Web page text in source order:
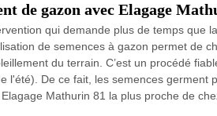
de gazon avec Elagage
qui demande plus de temps que
de semences à gazon permet de
du terrain. C’est un procédé
l'été). De ce fait, les semences germent
Mathurin 81 la plus proche de